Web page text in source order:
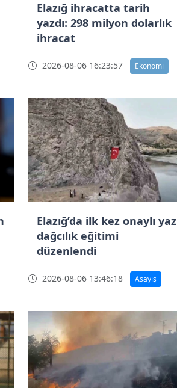
Elazığ ihracatta tarih
yazdı: 298 milyon dolarlık
ihracat
2026-08-06 16:23:57 Ekonomi
Elazığ’da ilk kez onaylı yaz
dağcılık eğitimi
düzenlendi
2026-08-06 13:46:18 Asayiş